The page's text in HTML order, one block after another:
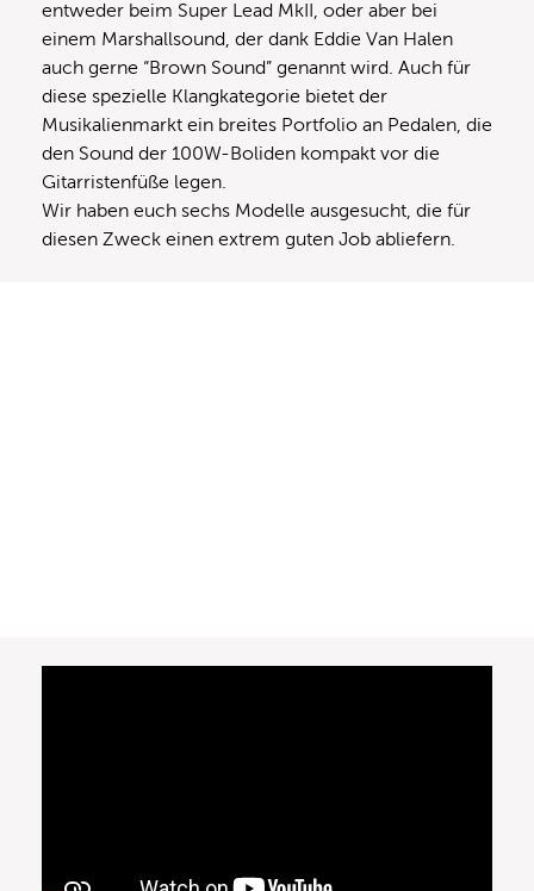
entweder beim Super Lead MkII, oder aber bei
einem Marshallsound, der dank Eddie Van Halen
auch gerne “Brown Sound” genannt wird. Auch für
diese spezielle Klangkategorie bietet der
Musikalienmarkt ein breites Portfolio an Pedalen, die
den Sound der 100W-Boliden kompakt vor die
Gitarristenfüße legen.
Wir haben euch sechs Modelle ausgesucht, die für
diesen Zweck einen extrem guten Job abliefern.